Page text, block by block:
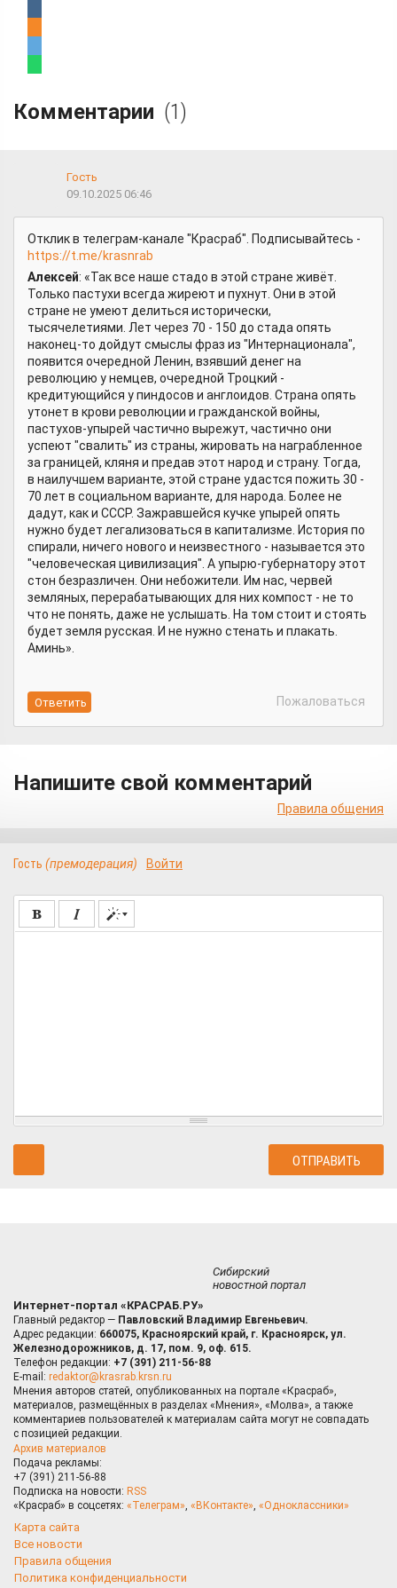
Комментарии (1)
Гость
09.10.2025 06:46
Отклик в телеграм-канале "Красраб". Подписывайтесь -
https://t.me/krasnrab
Алексей: «Так все наше стадо в этой стране живёт.
Только пастухи всегда жиреют и пухнут. Они в этой
стране не умеют делиться исторически,
тысячелетиями. Лет через 70 - 150 до стада опять
наконец-то дойдут смыслы фраз из "Интернационала",
появится очередной Ленин, взявший денег на
революцию у немцев, очередной Троцкий -
кредитующийся у пиндосов и англоидов. Страна опять
утонет в крови революции и гражданской войны,
пастухов-упырей частично вырежут, частично они
успеют "свалить" из страны, жировать на награбленное
за границей, кляня и предав этот народ и страну. Тогда,
в наилучшем варианте, этой стране удастся пожить 30 -
70 лет в социальном варианте, для народа. Более не
дадут, как и СССР. Зажравшейся кучке упырей опять
нужно будет легализоваться в капитализме. История по
спирали, ничего нового и неизвестного - называется это
"человеческая цивилизация". А упырю-губернатору этот
стон безразличен. Они небожители. Им нас, червей
земляных, перерабатывающих для них компост - не то
что не понять, даже не услышать. На том стоит и стоять
будет земля русская. И не нужно стенать и плакать.
Аминь».
Пожаловаться
Напишите свой комментарий
Правила общения
Гость (премодерация) Войти
Сибирский
новостной портал
Интернет-портал «КРАСРАБ.РУ»
Главный редактор — Павловский Владимир Евгеньевич.
Адрес редакции: 660075, Красноярский край, г. Красноярск, ул.
Железнодорожников, д. 17, пом. 9, оф. 615.
Телефон редакции: +7 (391) 211-56-88
E-mail: redaktor@krasrab.krsn.ru
Мнения авторов статей, опубликованных на портале «Красраб»,
материалов, размещённых в разделах «Мнения», «Молва», а также
комментариев пользователей к материалам сайта могут не совпадать
с позицией редакции.
Архив материалов
Подача рекламы:
+7 (391) 211-56-88
Подписка на новости: RSS
«Красраб» в соцсетях: «Телеграм», «ВКонтакте», «Одноклассники»
Карта сайта
Все новости
Правила общения
Политика конфиденциальности